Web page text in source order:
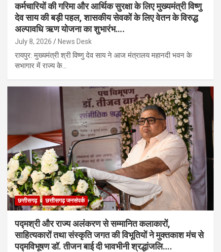
कर्मचारियों की गरिमा और आर्थिक सुरक्षा के लिए मुख्यमंत्री विष्णु
देव साय की बड़ी पहल, शासकीय सेवकों के लिए वेतन के विरुद्ध
अल्पावधि ऋण योजना का शुभारंभ….
July 8, 2026 News Desk
रायपुर: मुख्यमंत्री श्री विष्णु देव साय ने आज मंत्रालय महानदी भवन के
सभागार में राज्य के…
छत्तीसगढ़ छत्तीसगढ़ जनसंपर्क
पद्मश्री और राज्य अलंकरण से सम्मानित कलाकारों,
साहित्यकारों तथा संस्कृति जगत की विभूतियों ने मुक्तकाश मंच से
पद्मविभूषण डॉ. तीजन बाई दी भावभीनी श्रद्धांजलि….